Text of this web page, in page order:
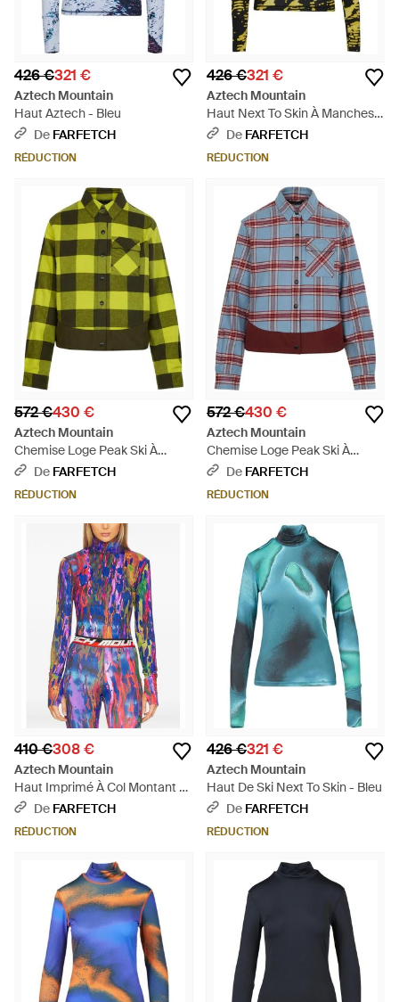
426 €321 €
Aztech Mountain
Haut Aztech - Bleu
De FARFETCH
RÉDUCTION
426 €321 €
Aztech Mountain
Haut Next To Skin À Manches
Longues - Vert
De FARFETCH
RÉDUCTION
572 €430 €
Aztech Mountain
Chemise Loge Peak Ski À
Carreaux - Vert
De FARFETCH
RÉDUCTION
572 €430 €
Aztech Mountain
Chemise Loge Peak Ski À
Carreaux - Bleu
De FARFETCH
RÉDUCTION
410 €308 €
Aztech Mountain
Haut Imprimé À Col Montant -
BleuDe FARFETCH
RÉDUCTION
426 €321 €
Aztech Mountain
Haut De Ski Next To Skin - Bleu
De FARFETCH
RÉDUCTION